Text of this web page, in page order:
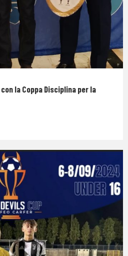
la Coppa Disciplina per la